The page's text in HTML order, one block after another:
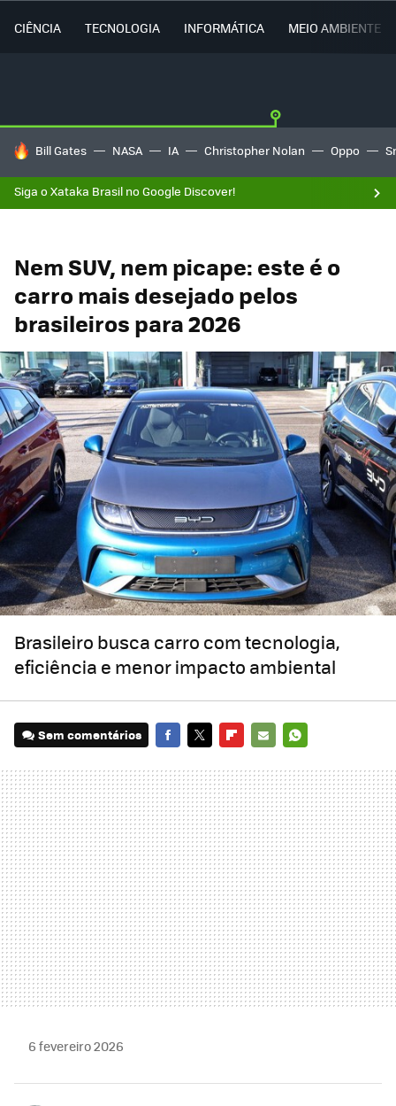
CIÊNCIA TECNOLOGIA INFORMÁTICA MEIO AMBIENTE
TENDÊNCIAS DO DIA
Bill Gates NASA IA Christopher Nolan Oppo
Siga o Xataka Brasil no Google Discover!
Nem SUV, nem picape: este é o
carro mais desejado pelos
brasileiros para 2026
Brasileiro busca carro com tecnologia,
eficiência e menor impacto ambiental
Sem comentários
MAIL
6 fevereiro 2026